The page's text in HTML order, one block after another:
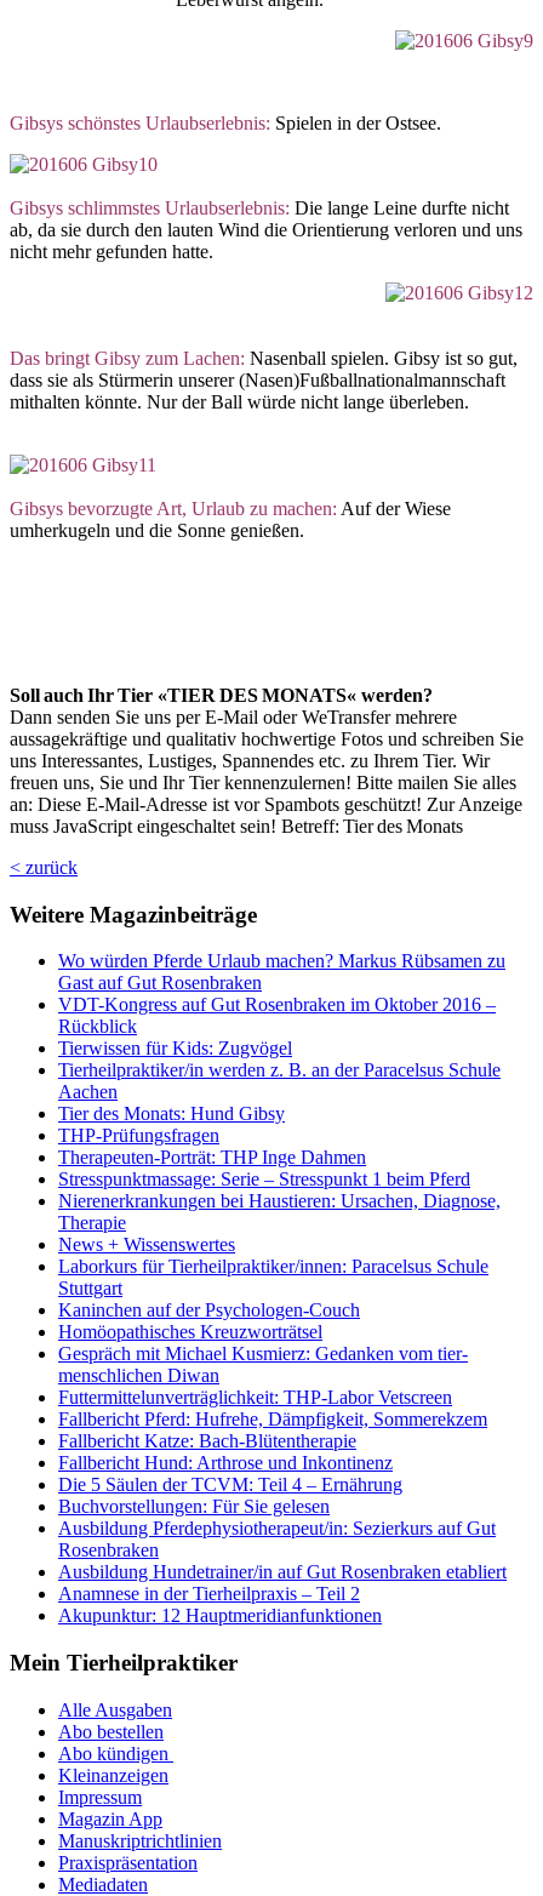
Gibsys schönstes Urlaubserlebnis: Spielen in der Ostsee.
Gibsys schlimmstes Urlaubserlebnis: Die lange Leine durfte nicht
ab, da sie durch den lauten Wind die Orientierung verloren und uns
nicht mehr gefunden hatte.
Das bringt Gibsy zum Lachen: Nasenball spielen. Gibsy ist so gut,
dass sie als Stürmerin unserer (Nasen)Fußballnationalmannschaft
mithalten könnte. Nur der Ball würde nicht lange überleben.
Gibsys bevorzugte Art, Urlaub zu machen: Auf der Wiese
umherkugeln und die Sonne genießen.
Soll auch Ihr Tier «TIER DES MONATS« werden?
Dann senden Sie uns per E-Mail oder WeTransfer mehrere
aussagekräftige und qualitativ hochwertige Fotos und schreiben Sie
uns Interessantes, Lustiges, Spannendes etc. zu Ihrem Tier. Wir
freuen uns, Sie und Ihr Tier kennenzulernen! Bitte mailen Sie alles
an: Diese E-Mail-Adresse ist vor Spambots geschützt! Zur Anzeige
muss JavaScript eingeschaltet sein! Betreff: Tier des Monats
< zurück
Weitere Magazinbeiträge
Wo würden Pferde Urlaub machen? Markus Rübsamen zu
Gast auf Gut Rosenbraken
VDT-Kongress auf Gut Rosenbraken im Oktober 2016 –
Rückblick
Tierwissen für Kids: Zugvögel
Tierheilpraktiker/in werden z. B. an der Paracelsus Schule
Aachen
Tier des Monats: Hund Gibsy
THP-Prüfungsfragen
Therapeuten-Porträt: THP Inge Dahmen
Stresspunktmassage: Serie – Stresspunkt 1 beim Pferd
Nierenerkrankungen bei Haustieren: Ursachen, Diagnose,
Therapie
News + Wissenswertes
Laborkurs für Tierheilpraktiker/innen: Paracelsus Schule
Stuttgart
Kaninchen auf der Psychologen-Couch
Homöopathisches Kreuzworträtsel
Gespräch mit Michael Kusmierz: Gedanken vom tier-
menschlichen Diwan
Futtermittelunverträglichkeit: THP-Labor Vetscreen
Fallbericht Pferd: Hufrehe, Dämpfigkeit, Sommerekzem
Fallbericht Katze: Bach-Blütentherapie
Fallbericht Hund: Arthrose und Inkontinenz
Die 5 Säulen der TCVM: Teil 4 – Ernährung
Buchvorstellungen: Für Sie gelesen
Ausbildung Pferdephysiotherapeut/in: Sezierkurs auf Gut
Rosenbraken
Ausbildung Hundetrainer/in auf Gut Rosenbraken etabliert
Anamnese in der Tierheilpraxis – Teil 2
Akupunktur: 12 Hauptmeridianfunktionen
Mein Tierheilpraktiker
Alle Ausgaben
Abo bestellen
Abo kündigen
Kleinanzeigen
Impressum
Magazin App
Manuskriptrichtlinien
Praxispräsentation
Mediadaten